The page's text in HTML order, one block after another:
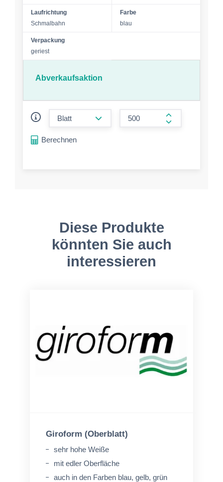
Laufrichtung
Schmalbahn
Farbe
blau
Verpackung
geriest
Abverkaufsaktion
form.increase-
Berechnen
Diese Produkte
könnten Sie auch
interessieren
Giroform (Oberblatt)
sehr hohe Weiße
mit edler Oberfläche
auch in den Farben blau, gelb, grün